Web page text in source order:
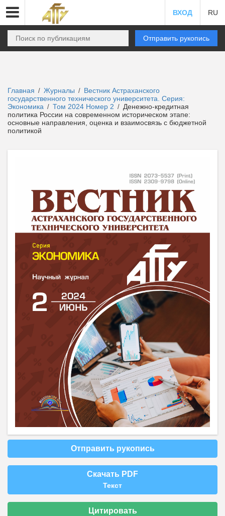
ВХОД RU
Отправить рукопись
Главная / Журналы / Вестник Астраханского
государственного технического университета. Серия:
Экономика / Том 2024 Номер 2 / Денежно-кредитная
политика России на современном историческом этапе:
основные направления, оценка и взаимосвязь с бюджетной
политикой
Отправить рукопись
Скачать PDF
Текст
Цитировать